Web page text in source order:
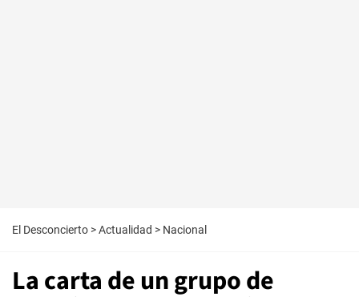
El Desconcierto >Actualidad > Nacional
La carta de un grupo de